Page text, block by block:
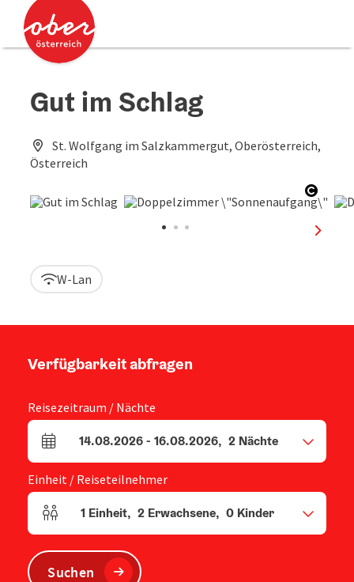
Zum Inhalt
Zum Seitenanfang
Gut im Schlag
St. Wolfgang im Salzkammergut, Oberösterreich,
Österreich
W-Lan
Verfügbarkeit abfragen
Reisezeitraum / Nächte
An- und Abreisefelder
14.08.2026- 16.08.2026, 2 Nächte
Einheit / Reiseteilnehmer
Einheitenanzahl und Personenfelder
1 Einheit, 2 Erwachsene, 0 Kinder
Suchen